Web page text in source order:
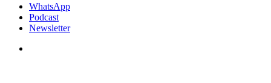
WhatsApp
Podcast
Newsletter